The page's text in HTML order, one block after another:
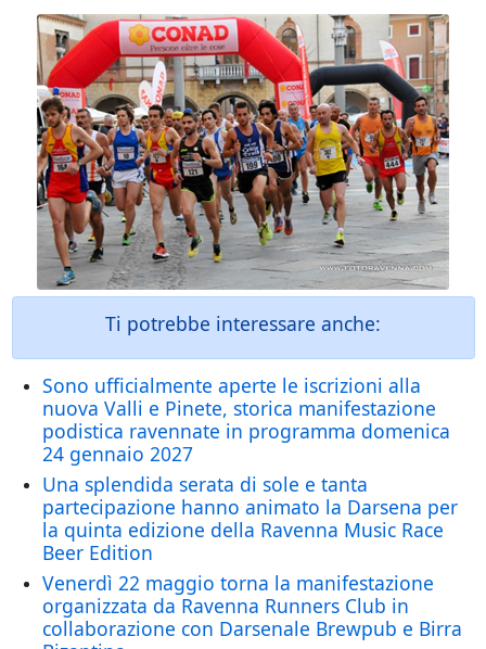
Ti potrebbe interessare anche:
Sono ufficialmente aperte le iscrizioni alla
nuova Valli e Pinete, storica manifestazione
podistica ravennate in programma domenica
24 gennaio 2027
Una splendida serata di sole e tanta
partecipazione hanno animato la Darsena per
la quinta edizione della Ravenna Music Race
Beer Edition
Venerdì 22 maggio torna la manifestazione
organizzata da Ravenna Runners Club in
collaborazione con Darsenale Brewpub e Birra